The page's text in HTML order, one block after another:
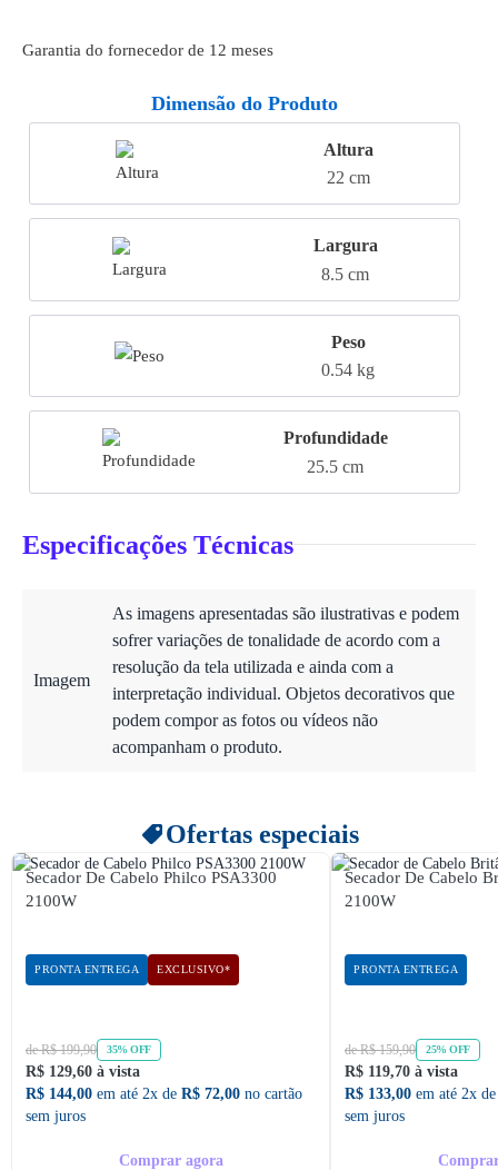
Garantia do fornecedor de 12 meses
Dimensão do Produto
Altura
22 cm
Largura
8.5 cm
Peso
0.54 kg
Profundidade
25.5 cm
Especificações Técnicas
Imagem
As imagens apresentadas são ilustrativas e podem
sofrer variações de tonalidade de acordo com a
resolução da tela utilizada e ainda com a
interpretação individual. Objetos decorativos que
podem compor as fotos ou vídeos não
acompanham o produto.
Ofertas especiais
Secador De Cabelo Philco PSA3300
2100W
PRONTA ENTREGA EXCLUSIVO*
de R$ 199,90 35% OFF
R$ 129,60 à vista
R$ 144,00 em até 2x de R$ 72,00 no cartão
sem juros
Comprar agora
Secador De Cabelo
2100W
PRONTA ENTREGA
de R$ 159,90 25% OFF
R$ 119,70 à vista
R$ 133,00 em até 2x
sem juros